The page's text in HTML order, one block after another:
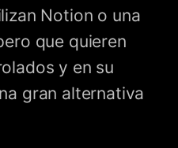
Notion o una
que quieren
y en su
gran alternativa